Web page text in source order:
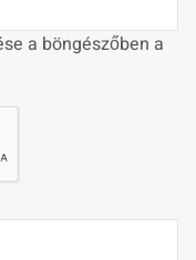
a böngészőben a